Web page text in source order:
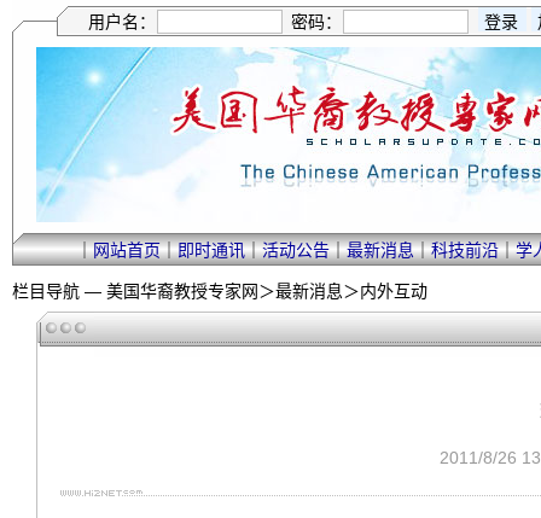
用户名： 密码：
｜网站首页｜即时通讯｜活动公告｜最新消息｜科技前沿｜学
栏目导航 — 美国华裔教授专家网＞最新消息＞内外互动
2011/8/26